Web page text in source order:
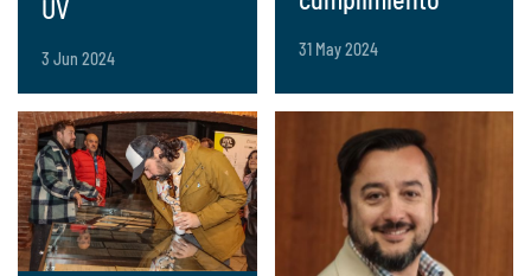
UV
3 Jun 2024
31 May 2024